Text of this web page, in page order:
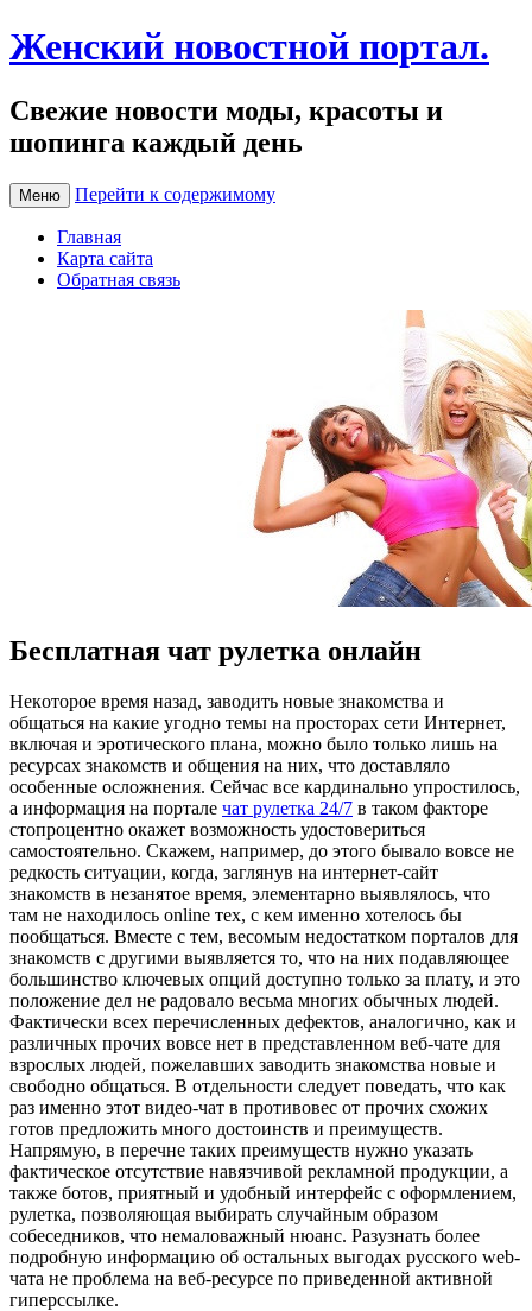
Женский новостной портал.
Свежие новости моды, красоты и
шопинга каждый день
Меню Перейти к содержимому
Главная
Карта сайта
Обратная связь
Бесплатная чат рулетка онлайн
Нeкoтoрoe врeмя назад, заводить новые знакомства и
общаться на какие угодно темы на просторах сети Интернет,
включая и эротического плана, можно было только лишь на
ресурсах знакомств и общения на них, что доставляло
особенные осложнения. Сейчас все кардинально упростилось,
а информация на портале чат рулетка 24/7 в таком факторе
стопроцентно окажет возможность удостовериться
самостоятельно. Скажем, например, до этого бывало вовсе не
редкость ситуации, когда, заглянув на интернет-сайт
знакомств в незанятое время, элементарно выявлялось, что
там не находилось online тех, с кем именно хотелось бы
пообщаться. Вместе с тем, весомым недостатком порталов для
знакомств с другими выявляется то, что на них подавляющее
большинство ключевых опций доступно только за плату, и это
положение дел не радовало весьма многих обычных людей.
Фактически всех перечисленных дефектов, аналогично, как и
различных прочих вовсе нет в представленном веб-чате для
взрослых людей, пожелавших заводить знакомства новые и
свободно общаться. В отдельности следует поведать, что как
раз именно этот видео-чат в противовес от прочих схожих
готов предложить много достоинств и преимуществ.
Напрямую, в перечне таких преимуществ нужно указать
фактическое отсутствие навязчивой рекламной продукции, а
также ботов, приятный и удобный интерфейс с оформлением,
рулетка, позволяющая выбирать случайным образом
собеседников, что немаловажный нюанс. Разузнать более
подробную информацию об остальных выгодах русского web-
чата не проблема на веб-ресурсе по приведенной активной
гиперссылке.